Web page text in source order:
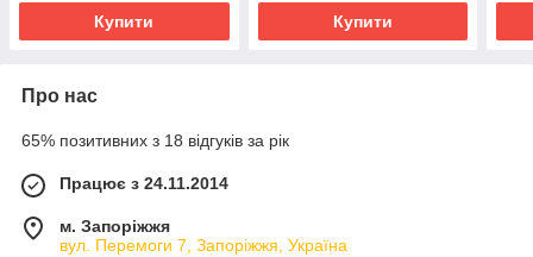
Купити Купити
Про нас
65% позитивних з 18 відгуків за рік
Працює з 24.11.2014
м. Запоріжжя
вул. Перемоги 7, Запоріжжя, Україна